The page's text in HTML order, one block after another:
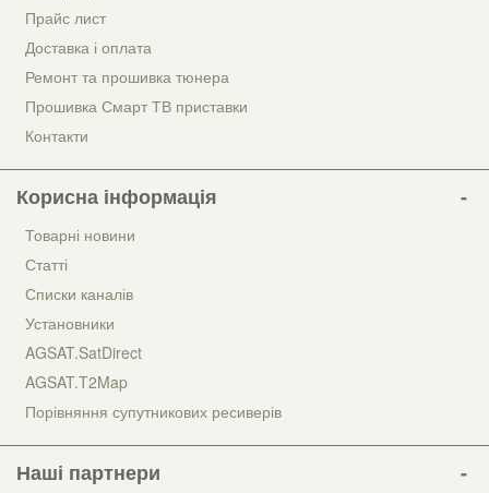
Прайс лист
Доставка і оплата
Ремонт та прошивка тюнера
Прошивка Смарт ТВ приставки
Контакти
Корисна інформація
Товарні новини
Статті
Списки каналів
Установники
AGSAT.SatDirect
AGSAT.T2Map
Порівняння супутникових ресиверів
Наші партнери